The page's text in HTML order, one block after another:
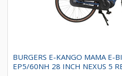
BURGERS E-KANGO MAMA E-
EP5/60NH 28 INCH NEXUS 5